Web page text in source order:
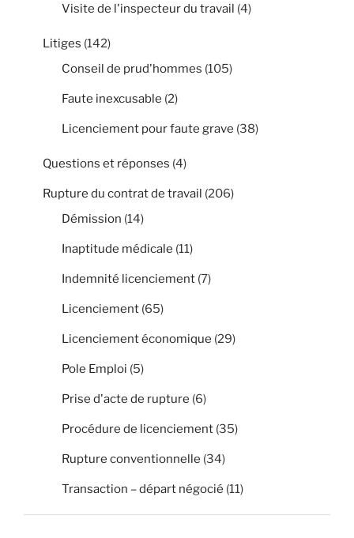
Visite de l'inspecteur du travail (4)
Litiges (142)
Conseil de prud'hommes (105)
Faute inexcusable (2)
Licenciement pour faute grave (38)
Questions et réponses (4)
Rupture du contrat de travail (206)
Démission (14)
Inaptitude médicale (11)
Indemnité licenciement (7)
Licenciement (65)
Licenciement économique (29)
Pole Emploi (5)
Prise d'acte de rupture (6)
Procédure de licenciement (35)
Rupture conventionnelle (34)
Transaction – départ négocié (11)